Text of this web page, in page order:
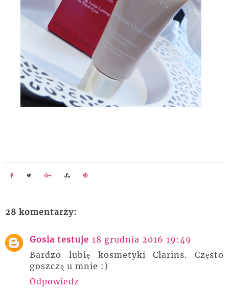
28 komentarzy:
Gosia testuje 18 grudnia 2016 19:49
Bardzo lubię kosmetyki Clarins. Często
goszczą u mnie :)
Odpowiedz